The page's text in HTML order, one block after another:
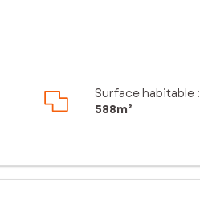
Surface habitable :
588m²